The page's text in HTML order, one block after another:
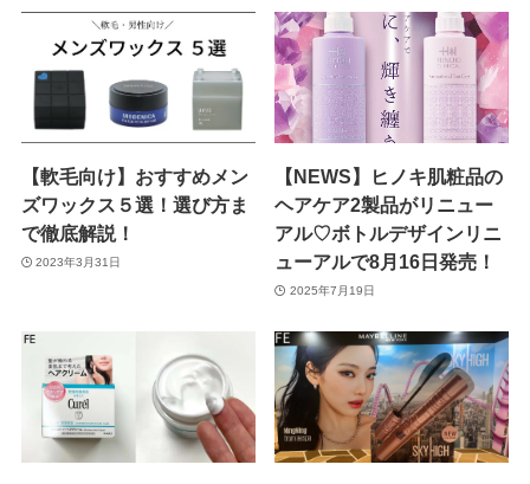
【軟毛向け】おすすめメン
ズワックス５選！選び方ま
で徹底解説！
2023年3月31日
【NEWS】ヒノキ肌粧品の
ヘアケア2製品がリニュー
アル♡ボトルデザインリニ
ューアルで8月16日発売！
2025年7月19日